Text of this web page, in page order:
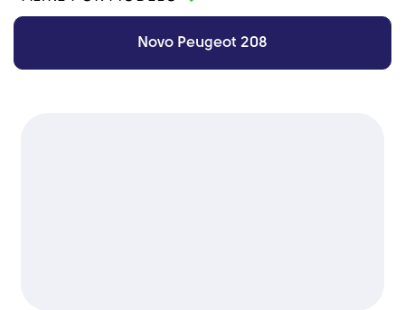
Novo Peugeot 208